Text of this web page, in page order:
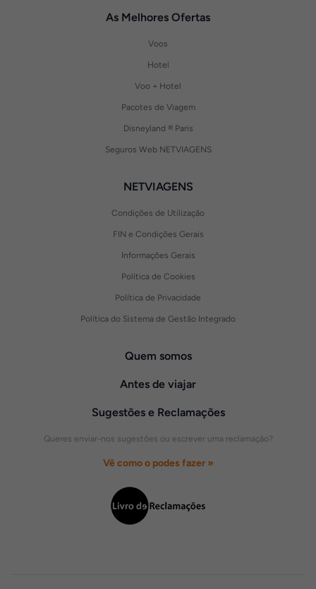
As Melhores Ofertas
Voos
Hotel
Voo + Hotel
Pacotes de Viagem
Disneyland ® Paris
Seguros Web NETVIAGENS
NETVIAGENS
Condições de Utilização
FIN e Condições Gerais
Informações Gerais
Política de Cookies
Política de Privacidade
Política do Sistema de Gestão Integrado
Quem somos
Antes de viajar
Sugestões e Reclamações
Queres enviar-nos sugestões ou escrever uma reclamação?
Vê como o podes fazer »